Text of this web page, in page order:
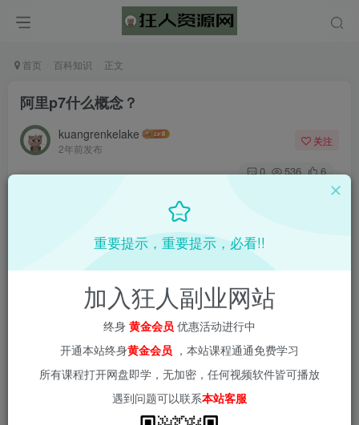
首页 百科知识 正文
阿里p7什么概念？
kuangrenkelake
2年前发布
关注
0 536 6
重要提示，重要提示，必看!!
加入狂人副业网站
终身 黄金会员 优惠活动进行中
开通本站终身黄金会员 ，本站课程通通免费学习
所有课程打开网盘即学，无加密，任何视频软件皆可播放
遇到问题可以联系本站客服